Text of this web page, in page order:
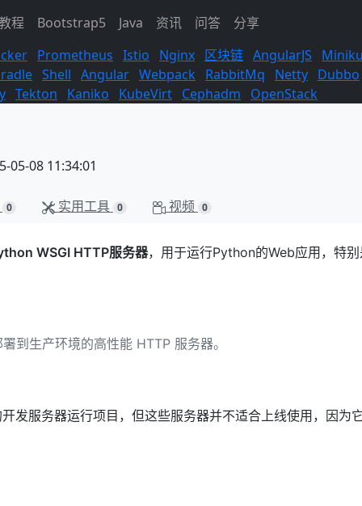
程 Bootstrap5 Java 资讯 问答 分享
Prometheus Istio Nginx 区块链 AngularJS
Shell Angular Webpack RabbitMq Netty Dubbo
Tekton Kaniko KubeVirt Cephadm OpenStack
05-08 11:34:01
0 实用工具 0 视频 0
WSGI HTTP服务器，用于运行Python的Web应用，特别
到生产环境的高性能 HTTP 服务器。
服务器运行项目，但这些服务器并不适合上线使用，因为它